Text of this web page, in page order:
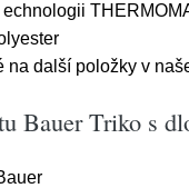
echnologii
na další položky v
Bauer Triko s